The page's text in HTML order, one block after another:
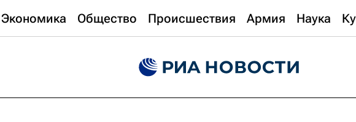
Экономика Общество Происшествия Армия Наука